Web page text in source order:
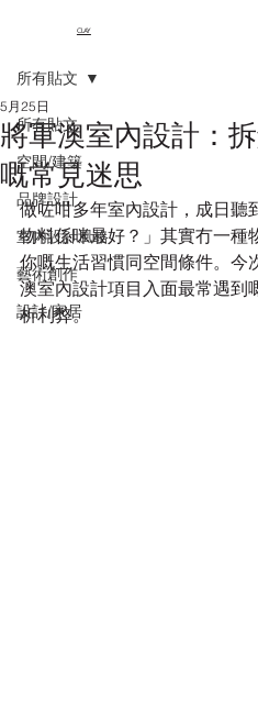
CLAY
所有貼文
空間/建築
品牌設計
室內設計風格
藝術創作
設計/家居
所有貼文
將軍澳室內設計：
嘅常見迷思
5月25日
做咗咁多年室內設計，成日聽
物料係咪最好？」其實冇一種
你嘅生活習慣同空間條件。今
澳室內設計項目入面最常遇到
析利弊。